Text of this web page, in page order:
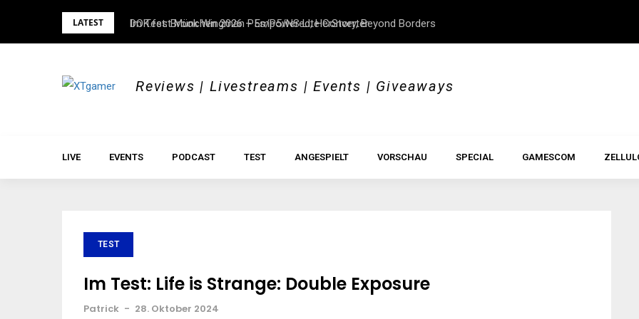
LATEST Im Test: Brook Wingman P5s/P5/NS Lite Converter
DOK.fest München 2026 – Empowered, HerStory, Beyond Borders
Reviews | Livestreams | Events | Giveaways
LIVE EVENTS PODCAST TEST ANGESPIELT VORSCHAU SPECIAL GAMESCOM
TEST
Im Test: Life is Strange: Double Exposure
Patrick - 28. Oktober 2024